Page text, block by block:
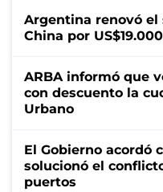
Argentina renovó el
China por
ARBA informó que
con descuento la
Urbano
El Gobierno acordó
solucionó el
puertos